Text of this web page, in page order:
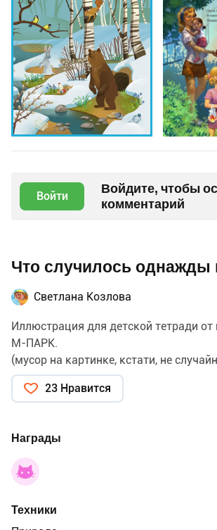
Войти
Войдите, чтобы
комментарий
Что случилось однажды
Светлана Козлова
Иллюстрация для детской тетради от
М-ПАРК.
(мусор на картинке, кстати, не
23 Нравится
Награды
Техники